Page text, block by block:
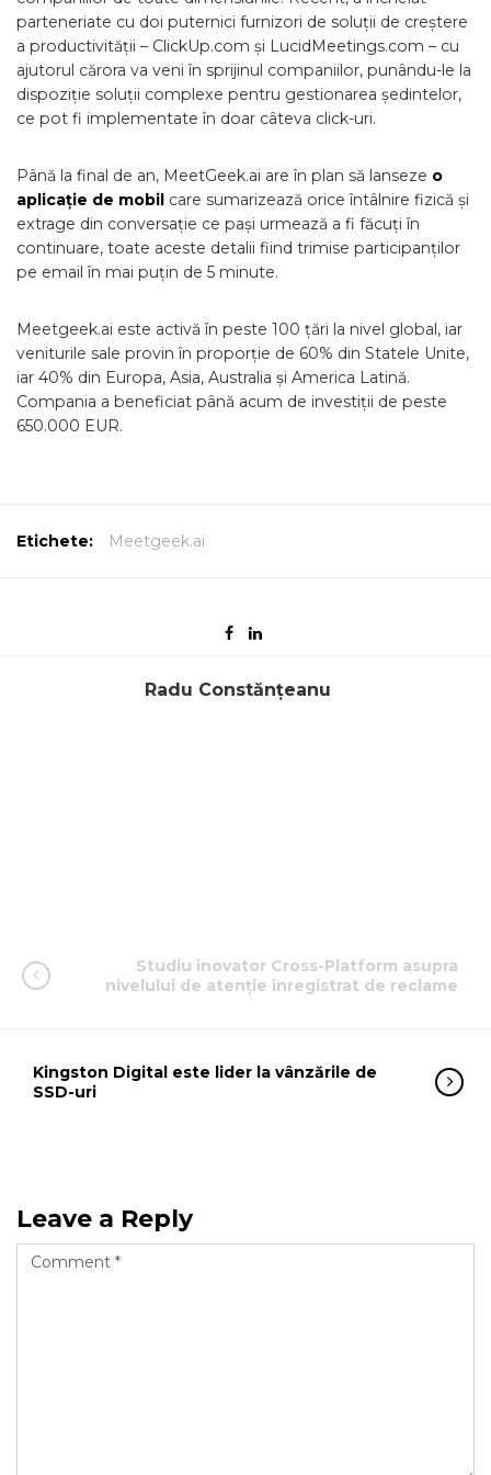
parteneriate cu doi puternici furnizori de soluții de creștere
a productivității – ClickUp.com și LucidMeetings.com – cu
ajutorul cărora va veni în sprijinul companiilor, punându-le la
dispoziție soluții complexe pentru gestionarea ședintelor,
ce pot fi implementate în doar câteva click-uri.
Până la final de an, MeetGeek.ai are în plan să lanseze o
aplicație de mobil care sumarizează orice întâlnire fizică și
extrage din conversație ce pași urmează a fi făcuți în
continuare, toate aceste detalii fiind trimise participanților
pe email în mai puțin de 5 minute.
Meetgeek.ai este activă în peste 100 țări la nivel global, iar
veniturile sale provin în proporție de 60% din Statele Unite,
iar 40% din Europa, Asia, Australia și America Latină.
Compania a beneficiat până acum de investiții de peste
650.000 EUR.
Etichete: Meetgeek.ai
Radu Constănțeanu
Studiu inovator Cross-Platform asupra
nivelului de atenție înregistrat de reclame
Kingston Digital este lider la vânzările de
SSD-uri
Leave a Reply